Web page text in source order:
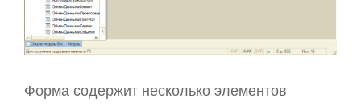
Форма содержит несколько элементов